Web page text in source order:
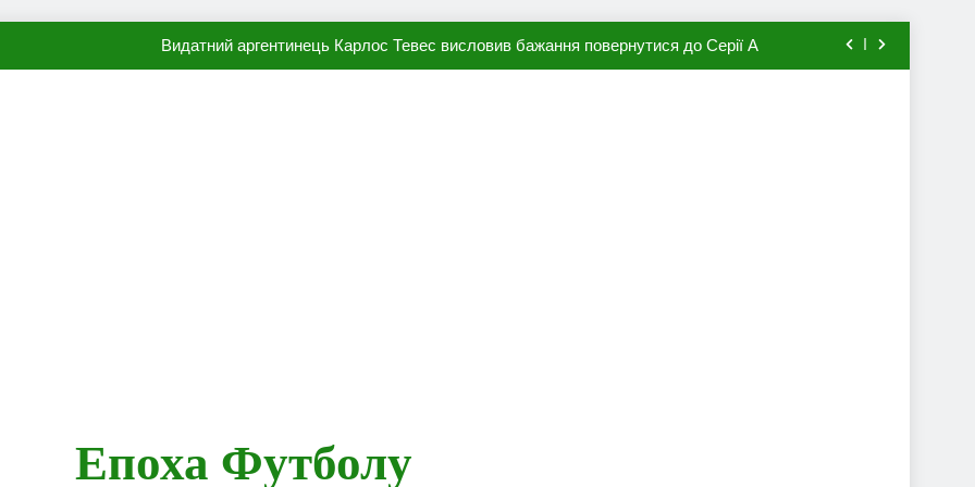
Видатний аргентинець Карлос Тевес висловив бажання повернутися до Серії А
Епоха Футболу